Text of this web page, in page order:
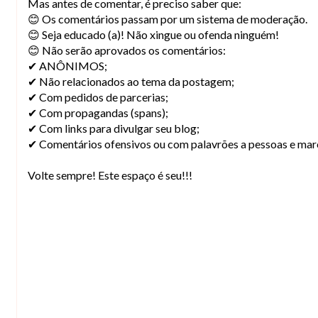
Mas antes de comentar, é preciso saber que:
😊 Os comentários passam por um sistema de moderação.
😊 Seja educado (a)! Não xingue ou ofenda ninguém!
😊 Não serão aprovados os comentários:
✔ ANÔNIMOS;
✔ Não relacionados ao tema da postagem;
✔ Com pedidos de parcerias;
✔ Com propagandas (spans);
✔ Com links para divulgar seu blog;
✔ Comentários ofensivos ou com palavrões a pessoas e
Volte sempre! Este espaço é seu!!!